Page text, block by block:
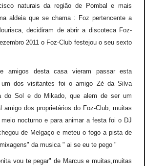
naturais da região de Pombal e mais
aldeia que se chama : Foz pertencente a
decidiram de abrir a discoteca Foz-
2011 o Foz-Club festejou o seu sexto
amigos desta casa vieram passar esta
um dos visitantes foi o amigo Zé da Silva
do Sol e do Mikado, que alem de ser um
amigo dos proprietários do Foz-Club, muitas
nocturno e para animar a festa foi o DJ
de Melgaço e meteu o fogo a pista de
da musica " ai se eu te pego "
vou te pegar" de Marcus e muitas,muitas